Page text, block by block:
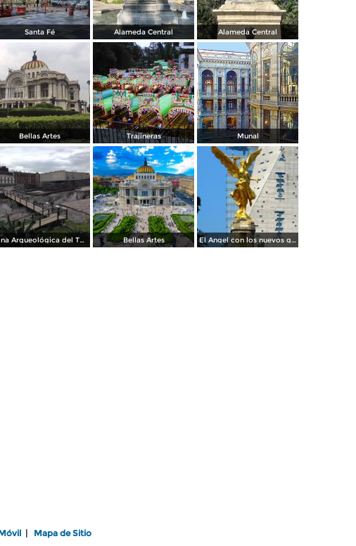
Santa Fé Alameda Central Alameda Central
Bellas Artes Trajineras Munal
Zona Arqueológica del Templo Mayor. Junio/2018 Bellas Artes El Angel con los nuevos guardianes de reforma.
Mapa de Sitio